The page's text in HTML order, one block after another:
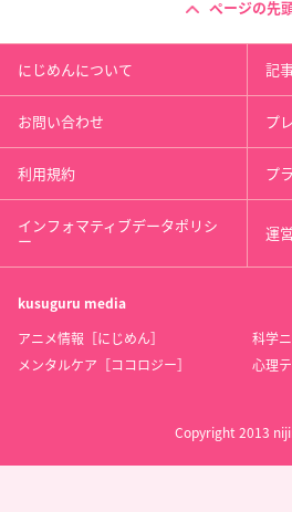
ページの先
にじめんについて 記
お問い合わせ プ
利用規約 プ
インフォマティブデータポリシ
ー 運
kusuguru media
アニメ情報［にじめん］
科学
メンタルケア［ココロジー］
心理
Copyright 2013